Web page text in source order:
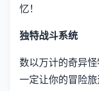
忆！
独特战斗系统
数以万计的奇异怪
一定让你的冒险旅